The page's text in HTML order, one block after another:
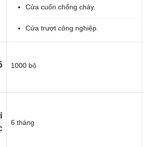
Cửa cuốn chống cháy.
Cửa trượt công nghiệp.
1000 bộ
6 tháng